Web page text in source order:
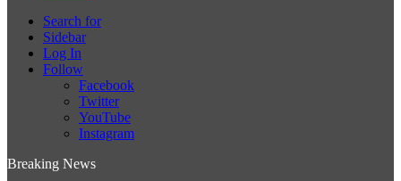
Search for
Sidebar
Log In
Follow
Facebook
Twitter
YouTube
Instagram
Breaking News